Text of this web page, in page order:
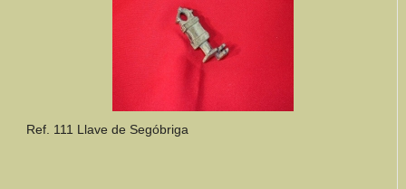
Ref. 111 Llave de Segóbriga